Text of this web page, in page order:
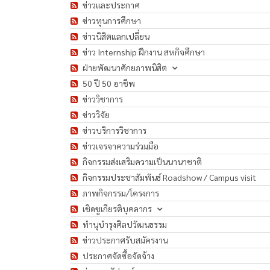
ข่าวและประกาศ
ข่าวทุนการศึกษา
ข่าวนิสิตแลกเปลี่ยน
ข่าว Internship ฝึกงาน สหกิจศึกษา
ฝ่ายพัฒนาศักยภาพนิสิต
50 ปี 50 อาชีพ
ข่าววิชาการ
ข่าววิจัย
ข่าวบริการวิชาการ
ข่าวเจรจาความร่วมมือ
กิจกรรมส่งเสริมความเป็นนานาชาติ
กิจกรรมประชาสัมพันธ์ Roadshow / Campus visit
ภาพกิจกรรม/โครงการ
เชิดชูเกียรติบุคลากร
ทำนุบำรุงศิลปวัฒนธรรม
ข่าวประกาศรับสมัครงาน
ประกาศจัดซื้อจัดจ้าง